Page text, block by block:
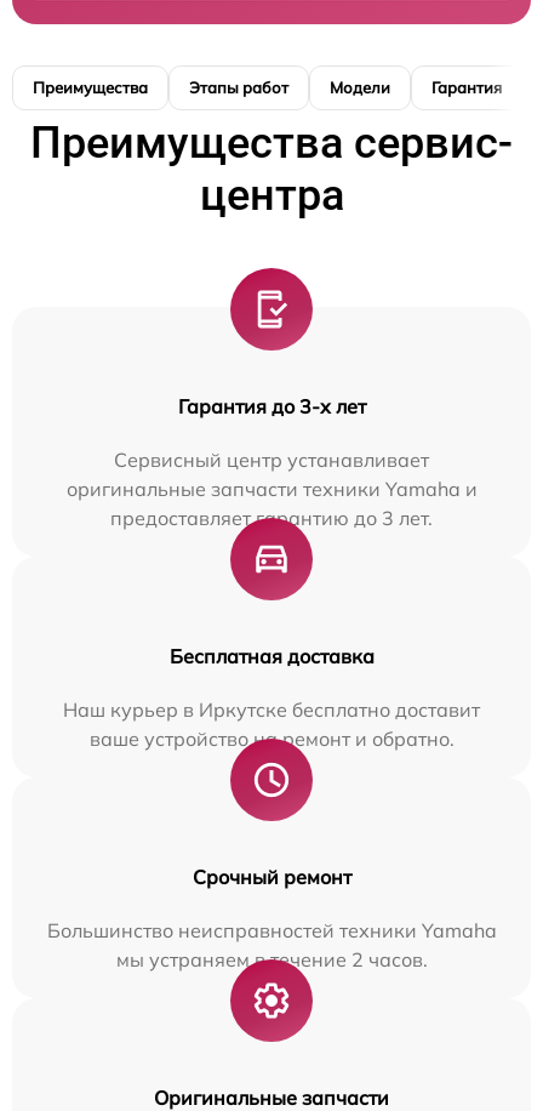
Преимущества Этапы работ Модели Гарантия
Преимущества сервис-
центра
Гарантия до 3-х лет
Сервисный центр устанавливает
оригинальные запчасти техники Yamaha и
предоставляет гарантию до 3 лет.
Бесплатная доставка
Наш курьер в Иркутске бесплатно доставит
ваше устройство на ремонт и обратно.
Срочный ремонт
Большинство неисправностей техники Yamaha
мы устраняем в течение 2 часов.
Оригинальные запчасти